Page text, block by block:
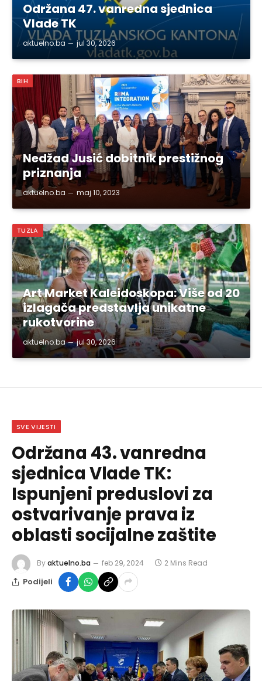
Održana 47. vanredna sjednica
Vlade TK
aktuelno.ba jul 30, 2026
BIH
Nedžad Jusić dobitnik prestižnog
priznanja
aktuelno.ba maj 10, 2023
TUZLA
Art Market Kaleidoskopa: Više od 20
izlagača predstavlja unikatne
rukotvorine
aktuelno.ba jul 30, 2026
SVE VIJESTI
Održana 43. vanredna
sjednica Vlade TK:
Ispunjeni preduslovi za
ostvarivanje prava iz
oblasti socijalne zaštite
Byaktuelno.ba feb 29, 2024 2 Mins Read
Podijeli